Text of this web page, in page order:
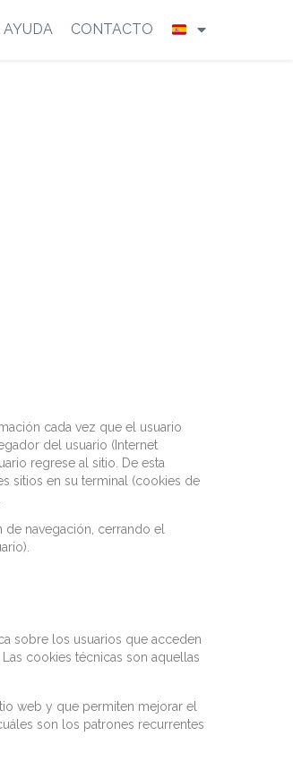
AYUDA CONTACTO
cada vez que el usuario
del usuario (Internet
regrese al sitio. De esta
sitios en su terminal (cookies de
navegación, cerrando el
sobre los usuarios que acceden
cookies técnicas son aquellas
web y que permiten mejorar el
son los patrones recurrentes